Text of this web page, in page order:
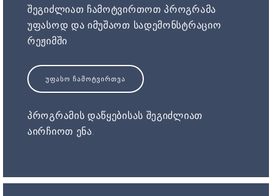
შეგიძლიათ ჩამოტვირთოთ პროგრამა
უფასოდ და იმუშაოთ სადემონსტრაციო
რეჟიმში
ᲣᲤᲐᲡᲝ ᲩᲐᲛᲝᲢᲕᲘᲠᲗᲕᲐ
პროგრამის დაწყებისას შეგიძლიათ
აირჩიოთ ენა.